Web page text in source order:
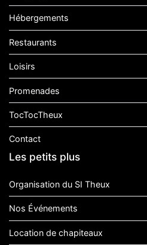
Hébergements
Restaurants
Loisirs
Promenades
TocTocTheux
Contact
Les petits plus
Organisation du SI Theux
Nos Événements
Location de chapiteaux